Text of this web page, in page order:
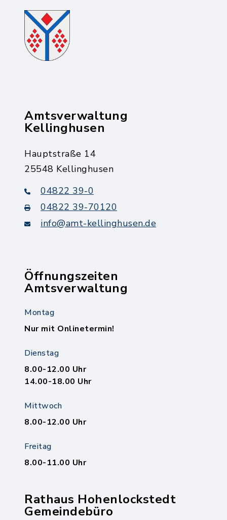
Amtsverwaltung
Kellinghusen
Hauptstraße 14
25548 Kellinghusen
04822 39-0
04822 39-70120
info@amt-kellinghusen.de
Öffnungszeiten
Amtsverwaltung
Montag
Nur mit Onlinetermin!
Dienstag
8.00-12.00 Uhr
14.00-18.00 Uhr
Mittwoch
8.00-12.00 Uhr
Freitag
8.00-11.00 Uhr
Rathaus Hohenlockstedt
Gemeindebüro